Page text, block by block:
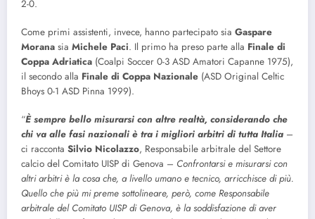
2-0.
Come primi assistenti, invece, hanno partecipato sia Gaspare
Morana sia Michele Paci. Il primo ha preso parte alla Finale di
Coppa Adriatica (Coalpi Soccer 0-3 ASD Amatori Capanne 1975),
il secondo alla Finale di Coppa Nazionale (ASD Original Celtic
Bhoys 0-1 ASD Pinna 1999).
“È sempre bello misurarsi con altre realtà, considerando che
chi va alle fasi nazionali è tra i migliori arbitri di tutta Italia –
ci racconta Silvio Nicolazzo, Responsabile arbitrale del Settore
calcio del Comitato UISP di Genova – Confrontarsi e misurarsi con
altri arbitri è la cosa che, a livello umano e tecnico, arricchisce di più.
Quello che più mi preme sottolineare, però, come Responsabile
arbitrale del Comitato UISP di Genova, è la soddisfazione di aver